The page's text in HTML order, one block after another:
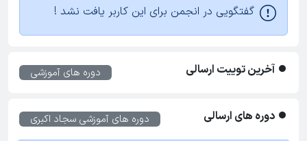
گفتگویی در انجمن برای این کاربر یافت نشد !
آخرین توییت ارسالی دوره های آموزشی
دوره های ارسالی دوره های آموزشی سجاد اکبری